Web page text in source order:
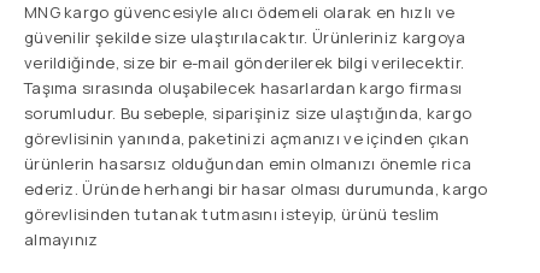
MNG kargo güvencesiyle alıcı ödemeli olarak en hızlı ve
güvenilir şekilde size ulaştırılacaktır. Ürünleriniz kargoya
verildiğinde, size bir e-mail gönderilerek bilgi verilecektir.
Taşıma sırasında oluşabilecek hasarlardan kargo firması
sorumludur. Bu sebeple, siparişiniz size ulaştığında, kargo
görevlisinin yanında, paketinizi açmanızı ve içinden çıkan
ürünlerin hasarsız olduğundan emin olmanızı önemle rica
ederiz. Üründe herhangi bir hasar olması durumunda, kargo
görevlisinden tutanak tutmasını isteyip, ürünü teslim
almayınız